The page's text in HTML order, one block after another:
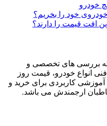
خود را بخریم؟
افت قیمت را دارند؟
بررسی های تخصصی و
انواع خودرو، قیمت روز
کاربردی برای خرید و
ارجمندش می باشد.